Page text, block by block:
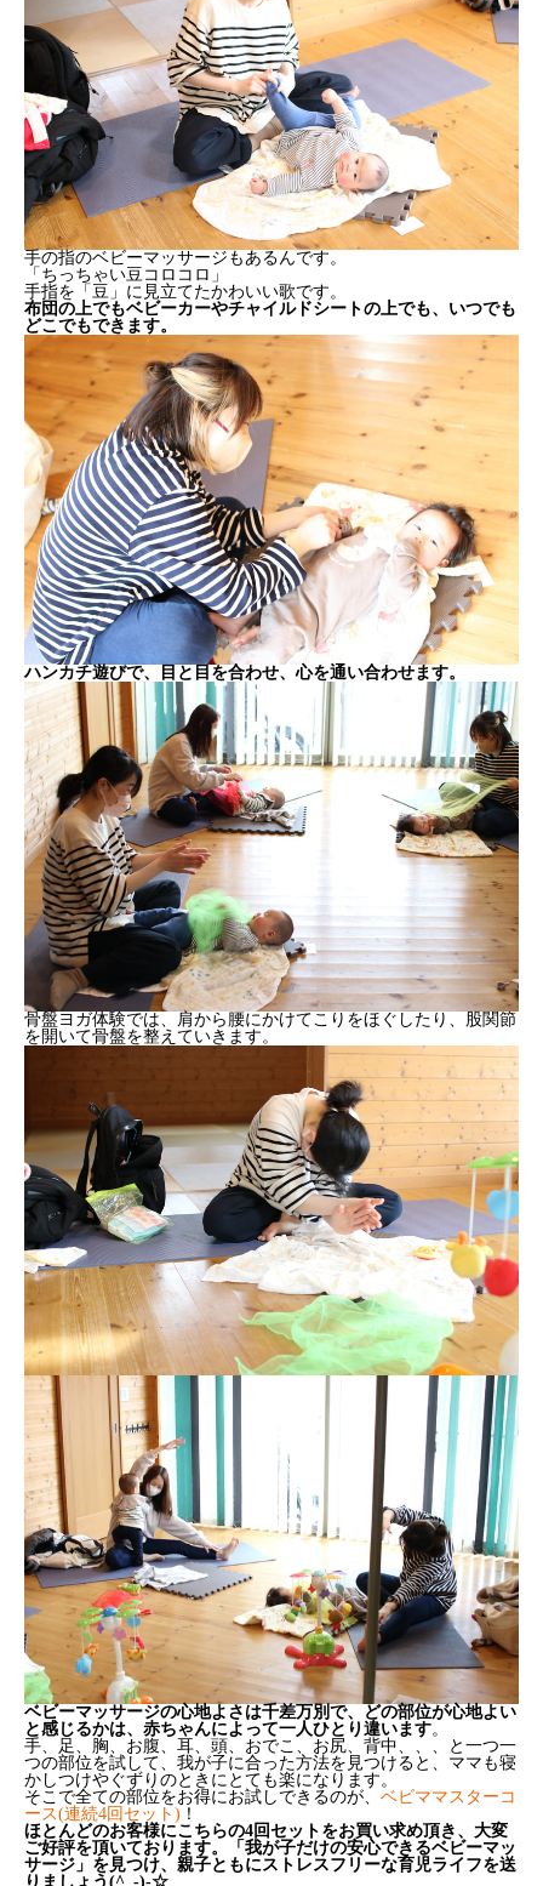
手の指のベビーマッサージもあるんです。
「ちっちゃい豆コロコロ」
手指を「豆」に見立てたかわいい歌です。
布団の上でもベビーカーやチャイルドシートの上でも、いつでも
どこでもできます。
ハンカチ遊びで、目と目を合わせ、心を通い合わせます。
骨盤ヨガ体験では、肩から腰にかけてこりをほぐしたり、股関節
を開いて骨盤を整えていきます。
ベビーマッサージの心地よさは千差万別で、どの部位が心地よい
と感じるかは、赤ちゃんによって一人ひとり違います。
手、足、胸、お腹、耳、頭、おでこ、お尻、背中、、、と一つ一
つの部位を試して、我が子に合った方法を見つけると、ママも寝
かしつけやぐずりのときにとても楽になります。
そこで全ての部位をお得にお試しできるのが、 ベビママスターコ
ース(連続4回セット) ！
ほとんどのお客様にこちらの4回セットをお買い求め頂き、大変
ご好評を頂いております。「我が子だけの安心できるベビーマッ
サージ」を見つけ、親子ともにストレスフリーな育児ライフを送
りましょう(^_-)-☆